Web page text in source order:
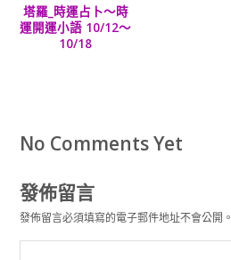
塔羅_時運占卜～時
運開運小語 10/12～
10/18
No Comments Yet
發佈留言
發佈留言必須填寫的電子郵件地址不會公開。